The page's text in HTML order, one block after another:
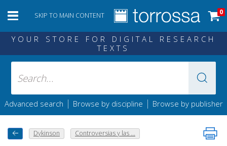
SKIP TO MAIN CONTENT 0
YOUR STORE FOR DIGITAL RESEARCH
TEXTS
Advanced search | Browse by discipline | Browse by publisher
Dykinson Controversias y las ...